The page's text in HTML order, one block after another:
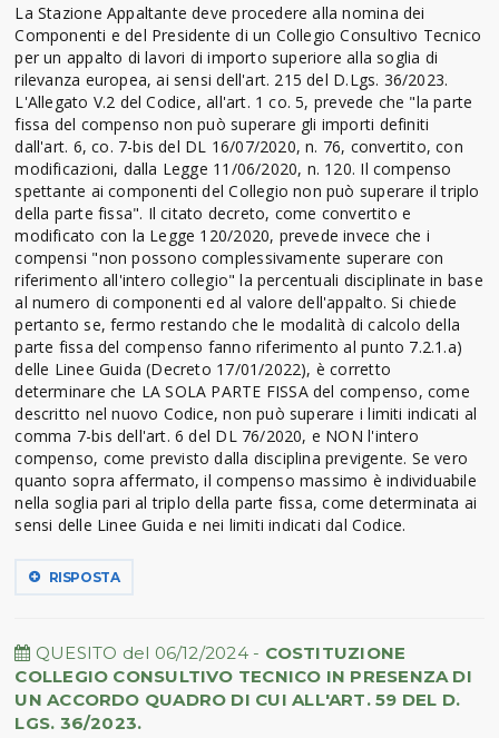
La Stazione Appaltante deve procedere alla nomina dei
Componenti e del Presidente di un Collegio Consultivo Tecnico
per un appalto di lavori di importo superiore alla soglia di
rilevanza europea, ai sensi dell'art. 215 del D.Lgs. 36/2023.
L'Allegato V.2 del Codice, all'art. 1 co. 5, prevede che "la parte
fissa del compenso non può superare gli importi definiti
dall'art. 6, co. 7-bis del DL 16/07/2020, n. 76, convertito, con
modificazioni, dalla Legge 11/06/2020, n. 120. Il compenso
spettante ai componenti del Collegio non può superare il triplo
della parte fissa". Il citato decreto, come convertito e
modificato con la Legge 120/2020, prevede invece che i
compensi "non possono complessivamente superare con
riferimento all'intero collegio" la percentuali disciplinate in base
al numero di componenti ed al valore dell'appalto. Si chiede
pertanto se, fermo restando che le modalità di calcolo della
parte fissa del compenso fanno riferimento al punto 7.2.1.a)
delle Linee Guida (Decreto 17/01/2022), è corretto
determinare che LA SOLA PARTE FISSA del compenso, come
descritto nel nuovo Codice, non può superare i limiti indicati al
comma 7-bis dell'art. 6 del DL 76/2020, e NON l'intero
compenso, come previsto dalla disciplina previgente. Se vero
quanto sopra affermato, il compenso massimo è individuabile
nella soglia pari al triplo della parte fissa, come determinata ai
sensi delle Linee Guida e nei limiti indicati dal Codice.
RISPOSTA
QUESITO del 06/12/2024 - COSTITUZIONE
COLLEGIO CONSULTIVO TECNICO IN PRESENZA DI
UN ACCORDO QUADRO DI CUI ALL'ART. 59 DEL D.
LGS. 36/2023.